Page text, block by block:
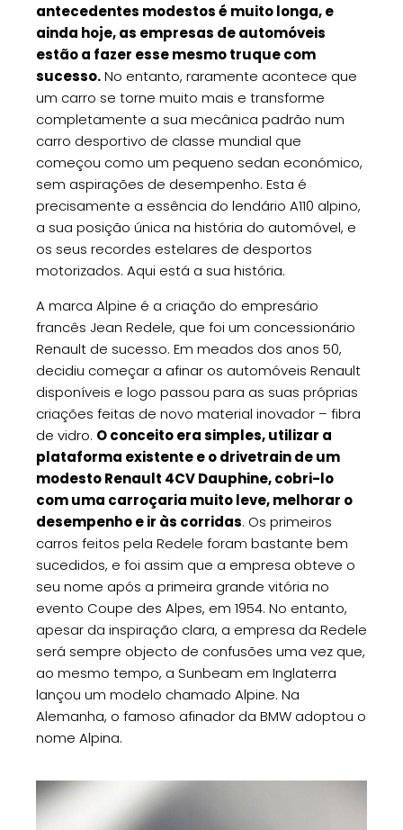
antecedentes modestos é muito longa, e
ainda hoje, as empresas de automóveis
estão a fazer esse mesmo truque com
sucesso.No entanto, raramente acontece que
um carro se torne muito mais e transforme
completamente a sua mecânica padrão num
carro desportivo de classe mundial que
começou como um pequeno sedan económico,
sem aspirações de desempenho. Esta é
precisamente a essência do lendário A110 alpino,
a sua posição única na história do automóvel, e
os seus recordes estelares de desportos
motorizados. Aqui está a sua história.
A marca Alpine é a criação do empresário
francês Jean Redele, que foi um concessionário
Renault de sucesso. Em meados dos anos 50,
decidiu começar a afinar os automóveis Renault
disponíveis e logo passou para as suas próprias
criações feitas de novo material inovador – fibra
de vidro. O conceito era simples, utilizar a
plataforma existente e o drivetrain de um
modesto Renault 4CV Dauphine, cobri-lo
com uma carroçaria muito leve, melhorar o
desempenho e ir às corridas. Os primeiros
carros feitos pela Redele foram bastante bem
sucedidos, e foi assim que a empresa obteve o
seu nome após a primeira grande vitória no
evento Coupe des Alpes, em 1954. No entanto,
apesar da inspiração clara, a empresa da Redele
será sempre objecto de confusões uma vez que,
ao mesmo tempo, a Sunbeam em Inglaterra
lançou um modelo chamado Alpine. Na
Alemanha, o famoso afinador da BMW adoptou o
nome Alpina.